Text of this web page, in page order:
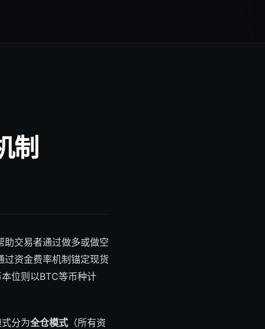
制
交易者通过做多或做空
资金费率机制锚定现货
位则以BTC等币种计
分为全仓模式 （所有资